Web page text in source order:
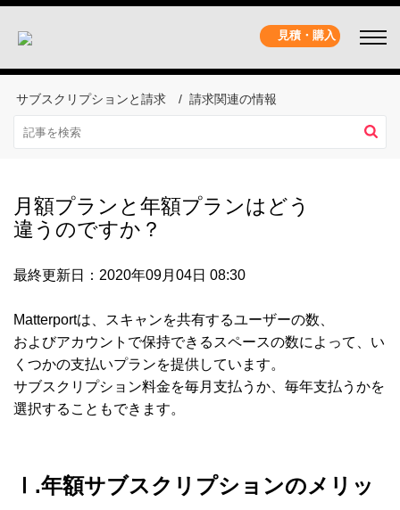
見積・購入
サブスクリプションと請求 請求関連の情報
月額プランと年額プランはどう
違うのですか？
最終更新日：2020年09月04日 08:30
Matterportは、スキャンを共有するユーザーの数、
およびアカウントで保持できるスペースの数によって、い
くつかの支払いプランを提供しています。
サブスクリプション料金を毎月支払うか、毎年支払うかを
選択することもできます。
Ⅰ.年額サブスクリプションのメリッ